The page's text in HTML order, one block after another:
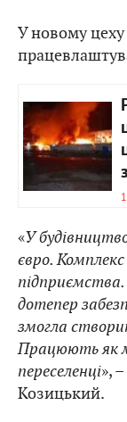
У новому
«У
євро.
дотепер
змогла
Працюють як
переселенці», –
Козицький.